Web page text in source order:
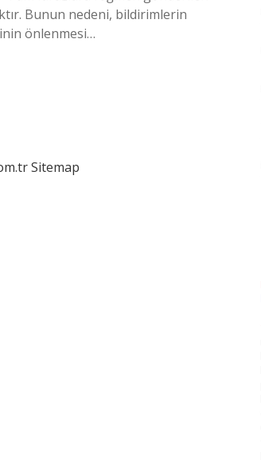
Bunun nedeni, bildirimlerin
önlenmesi…
Sitemap